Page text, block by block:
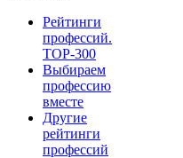
Рейтинги
профессий.
TOP-300
Выбираем
профессию
вместе
Другие
рейтинги
профессий